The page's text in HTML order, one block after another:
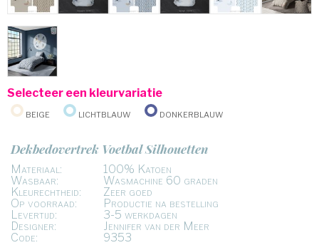
Selecteer een kleurvariatie
Beige
Lichtblauw Donkerblauw
Dekbedovertrek Voetbal Silhouetten
Materiaal:
100% Katoen
Wasbaar:
Wasmachine 60 graden
Kleurechtheid:
Zeer goed
Op voorraad:
Productie na bestelling
Levertijd:
3-5 werkdagen
Designer:
Jennifer van der Meer
Code:
9353